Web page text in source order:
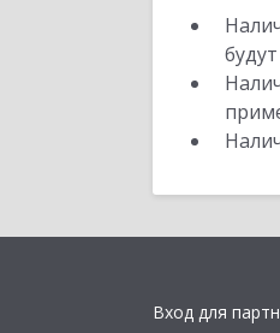
Вход для